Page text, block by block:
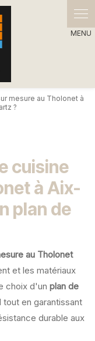
mesure au Tholonet à
?
cuisine
à Aix-
plan de
au Tholonet
et les matériaux
choix d'unplan de
en garantissant
durable aux